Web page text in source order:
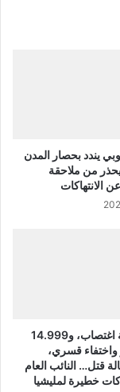
يندد بحصار المدن
من ملاحقة
الانتهاكات
2.200 حالة اغتصاب، و14.999
واختفاء قسري،
حالة قتل… النائب العام
خطيرة لمليشيا